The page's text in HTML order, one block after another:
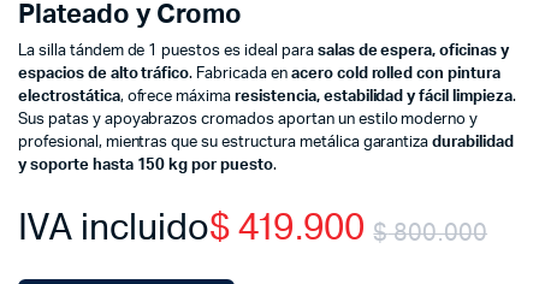
Plateado y Cromo
La silla tándem de 1 puestos es ideal para salas de espera, oficinas y
espacios de alto tráfico. Fabricada en acero cold rolled con pintura
electrostática, ofrece máximaresistencia, estabilidad y fácil limpieza.
Sus patas y apoyabrazos cromados aportan un estilo moderno y
profesional, mientras que su estructura metálica garantizadurabilidad
y soporte hasta 150 kg por puesto.
$800.000
$419.900
IVA incluido